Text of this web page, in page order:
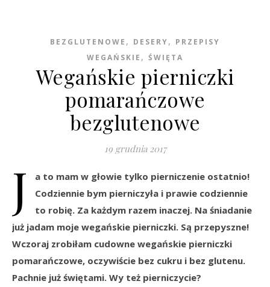
BEZGLUTENOWE , DESERY, PRZEPISY
WEGAŃSKIE , ŚWIĘTA
Wegańskie pierniczki
pomarańczowe
bezglutenowe
19 grudnia 2017
J
a to mam w głowie tylko pierniczenie ostatnio!
Codziennie bym pierniczyła i prawie codziennie
to robię. Za każdym razem inaczej. Na śniadanie
już jadam moje wegańskie pierniczki. Są przepyszne!
Wczoraj zrobiłam cudowne wegańskie pierniczki
pomarańczowe, oczywiście bez cukru i bez glutenu.
Pachnie już świętami. Wy też pierniczycie?